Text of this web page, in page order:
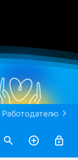
Работодателю